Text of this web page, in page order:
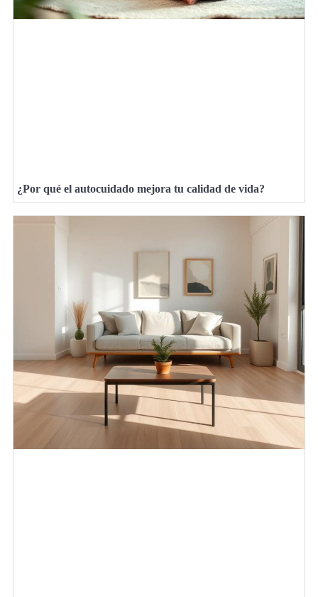
¿Por qué el autocuidado mejora tu calidad de vida?